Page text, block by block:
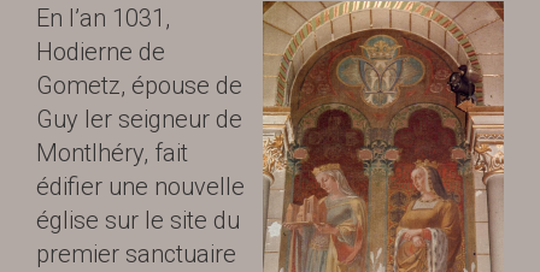
En l’an 1031,
Hodierne de
Gometz, épouse de
Guy Ier seigneur de
Montlhéry, fait
édifier une nouvelle
église sur le site du
premier sanctuaire